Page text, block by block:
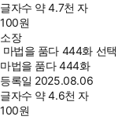
글자수 약 4.7천 자
100원
소장
마법을 품다 444화 선택
마법을 품다 444화
등록일 2025.08.06
글자수 약 4.6천 자
100원